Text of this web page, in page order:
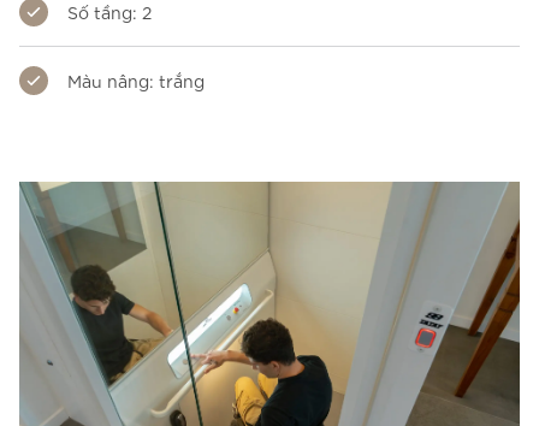
Số tầng: 2
Màu nâng: trắng